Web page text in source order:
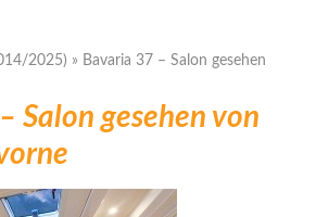
2025) » Bavaria 37 – Salon gesehen
Salon gesehen von